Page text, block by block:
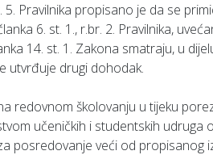
5. Pravilnika propisano je da se
6. st. 1., r.br. 2. Pravilnika,
14. st. 1. Zakona smatraju, u
utvrđuje drugi dohodak.
redovnom školovanju u tijeku
učeničkih i studentskih udruga
posredovanje veći od propisanog